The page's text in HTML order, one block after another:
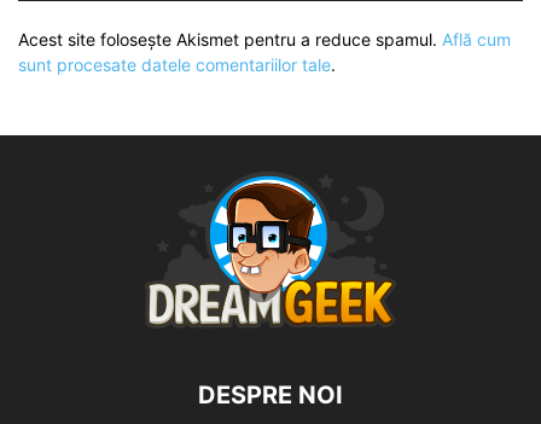
Acest site folosește Akismet pentru a reduce spamul. Află cum
sunt procesate datele comentariilor tale.
DESPRE NOI